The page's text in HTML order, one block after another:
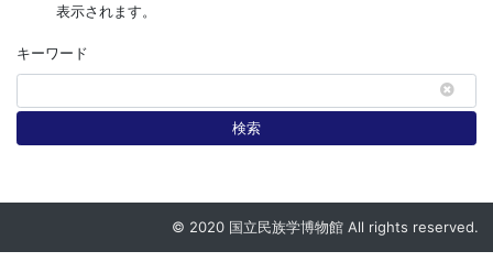
表示されます。
キーワード
検索
© 2020 国立民族学博物館 All rights reserved.